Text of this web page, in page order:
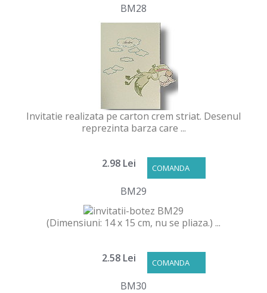
BM28
Invitatie realizata pe carton crem striat. Desenul
reprezinta barza care ...
COMANDA
2.98 Lei
BM29
(Dimensiuni: 14 x 15 cm, nu se pliaza.) ...
COMANDA
2.58 Lei
BM30